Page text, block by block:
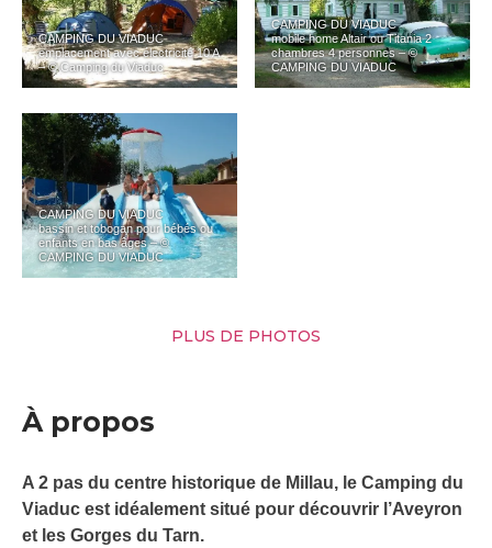
CAMPING DU VIADUC
emplacement avec électricité 10 A
– © Camping du Viaduc
CAMPING DU VIADUC
mobile home Altair ou Titania 2
chambres 4 personnes – ©
CAMPING DU VIADUC
CAMPING DU VIADUC
bassin et tobogan pour bébés ou
enfants en bas âges – ©
CAMPING DU VIADUC
PLUS DE PHOTOS
À propos
A 2 pas du centre historique de Millau, le Camping du
Viaduc est idéalement situé pour découvrir l’Aveyron
et les Gorges du Tarn.